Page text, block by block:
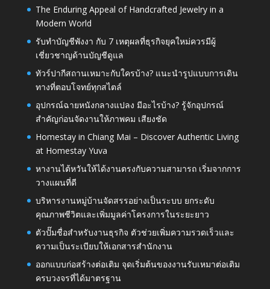
The Enduring Appeal of Handcrafted Jewelry in a
Modern World
รับทำบัญชีพังงา กับ 7 เหตุผลที่ธุรกิจยุคใหม่ควรมีผู้
เชี่ยวชาญด้านบัญชีดูแล
ทัวร์ปากีสถานเหมาะกับใครบ้าง? แนะนำรูปแบบการเดิน
ทางที่ตอบโจทย์ทุกสไตล์
อุปกรณ์ฉายหนังกลางแปลง มีอะไรบ้าง? รู้จักอุปกรณ์
สำคัญก่อนจัดงานให้ภาพคม เสียงชัด
Homestay in Chiang Mai – Discover Authentic Living
at Homestay Yuva
หางานไต้หวันให้ได้งานตรงกับความสามารถ เริ่มจากการ
วางแผนที่ดี
บริหารงานหมู่บ้านจัดสรรอย่างเป็นระบบ ยกระดับ
คุณภาพชีวิตและเพิ่มมูลค่าโครงการในระยะยาว
ตัวปั๊มชื่อสำหรับงานธุรกิจ ตัวช่วยเพิ่มความรวดเร็วและ
ความเป็นระเบียบให้เอกสารสำนักงาน
ออกแบบก่อสร้างต่อเติม จุดเริ่มต้นของงานรับเหมาต่อเติม
ครบวงจรที่ได้มาตรฐาน